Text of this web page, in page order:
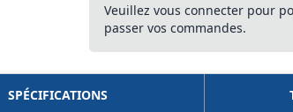
Veuillez vous connecter pour
passer vos commandes.
SPÉCIFICATIONS